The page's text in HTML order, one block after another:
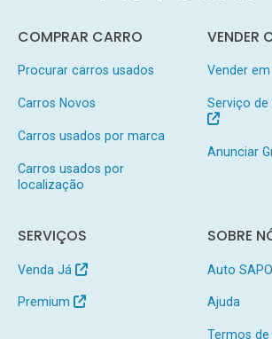
COMPRAR CARRO
Procurar carros usados
Carros Novos
Carros usados por marca
Carros usados por
localização
VENDER
Vender
Serviço de
Anunciar
SERVIÇOS
Venda Já
Premium
SOBRE
Auto SAPO
Ajuda
Termos